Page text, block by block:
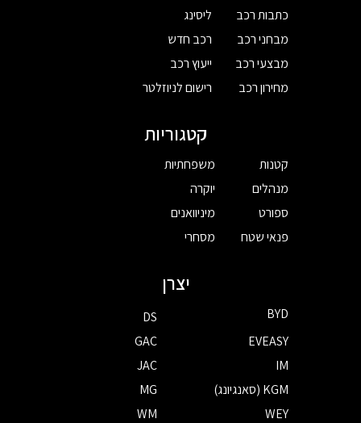
כתבות רכב
מבחני רכב
מבצעי רכב
מחירון רכב
ליסינג
רכב חדש
ייעוץ רכב
רישום לניוזלטר
קטגוריות
קטנות
מנהלים
ספורט
פנאי שטח
משפחתיות
יוקרה
מיניוואנים
מסחרי
יצרן
BYD
DS
EVEASY
GAC
IM
JAC
KGM (סאנגיונג)
MG
WEY
WM